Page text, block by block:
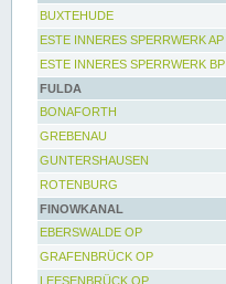
BUXTEHUDE
ESTE INNERES SPERRWERK AP
ESTE INNERES SPERRWERK BP
FULDA
BONAFORTH
GREBENAU
GUNTERSHAUSEN
ROTENBURG
FINOWKANAL
EBERSWALDE OP
GRAFENBRÜCK OP
LEESENBRÜCK OP